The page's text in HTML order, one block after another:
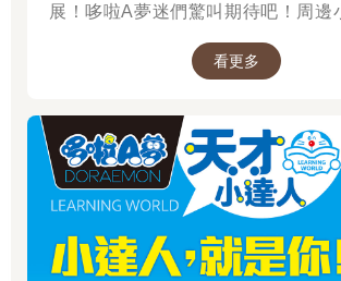
展！哆啦A夢迷們驚叫期待吧！周邊
看更多